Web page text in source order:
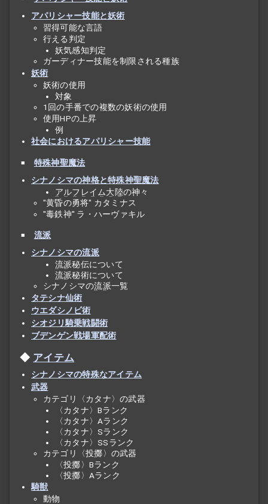
アパリシャー技能と妖術
習得可能な言語
行える判定
妖気感知判定
ガーディナー技能を制限される種族
妖術
妖術の使用
対象
1回の手番での複数の妖術の使用
使用HPの上昇
例
社会におけるアパリシャー技能
特殊神聖魔法
シナノシマの神格と特殊神聖魔法
アルフレイム大陸の神々
"黄昏の勇将" カタミナス
"毒鉄神" ラ・ハーヴァキル
流派
シナノシマの流派
流派秘伝について
流派秘術について
シナノシマの流派一覧
タテシナ仙術
ウエダシノビ術
シオジリ騎乗戦闘術
ブデンゲン戦場軍配術
アイテム
シナノシマの特殊なアイテム
武器
カテゴリ〈カタナ〉の武器
〈カタナ〉Bランク
〈カタナ〉Aランク
〈カタナ〉Sランク
〈カタナ〉SSランク
カテゴリ〈投擲〉の武器
〈投擲〉Bランク
〈投擲〉Aランク
騎獣
動物